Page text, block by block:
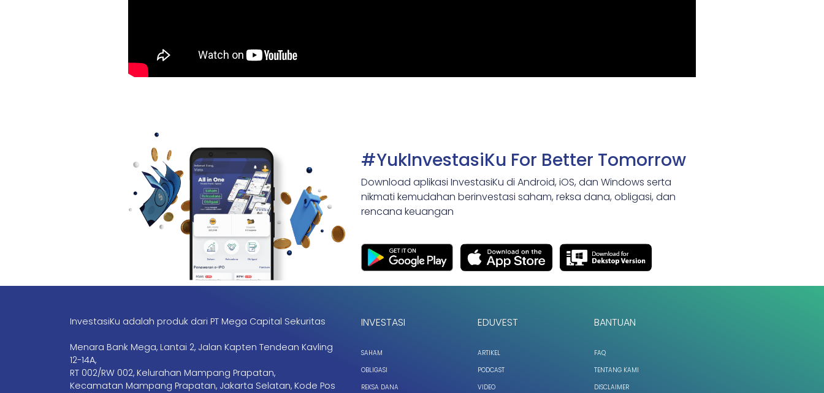
#YukInvestasiKu For Better Tomorrow
Download aplikasi InvestasiKu di Android, iOS, dan Windows serta
nikmati kemudahan berinvestasi saham, reksa dana, obligasi, dan
rencana keuangan
InvestasiKu adalah produk dari PT Mega Capital Sekuritas
Menara Bank Mega, Lantai 2, Jalan Kapten Tendean Kavling
12-14A,
RT 002/RW 002, Kelurahan Mampang Prapatan,
Kecamatan Mampang Prapatan, Jakarta Selatan, Kode Pos
INVESTASI
SAHAM
OBLIGASI
REKSA DANA
EDUVEST
ARTIKEL
PODCAST
VIDEO
BANTUAN
FAQ
TENTANG KAMI
DISCLAIMER